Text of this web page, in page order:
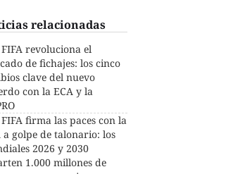
relacionadas
revoluciona el
de fichajes: los cinco
clave del nuevo
con la ECA y la
firma las paces con la
a golpe de talonario: los
2026 y 2030
1.000 millones de